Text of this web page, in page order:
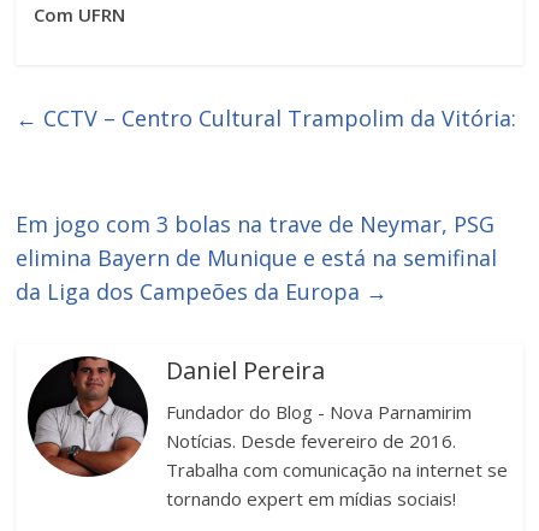
Com UFRN
← CCTV – Centro Cultural Trampolim da Vitória:
Em jogo com 3 bolas na trave de Neymar, PSG
elimina Bayern de Munique e está na semifinal
da Liga dos Campeões da Europa →
Daniel Pereira
Fundador do Blog - Nova Parnamirim
Notícias. Desde fevereiro de 2016.
Trabalha com comunicação na internet se
tornando expert em mídias sociais!